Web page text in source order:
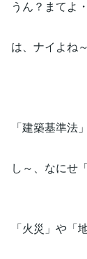
うん？まてよ
は、ナイよね
「建築基準法
し～、なにせ
「火災」や「